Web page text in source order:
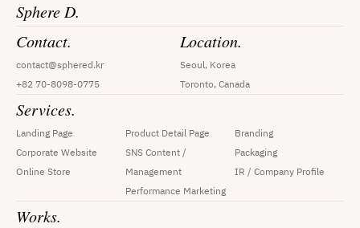
Sphere D.
Contact.
contact@sphered.kr
+82 70-8098-0775
Location.
Seoul, Korea
Toronto, Canada
Services.
Branding
Packaging
IR / Company Profile
Landing Page
Corporate Website
Online Store
Product Detail Page
SNS Content /
Management
Performance Marketing
Works.